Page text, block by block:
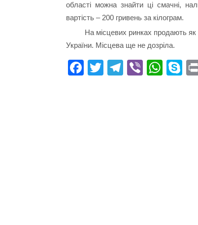
області можна знайти ці смачні,
вартість – 200 гривень за кілограм.
На місцевих ринках продають
України. Місцева ще не дозріла.
Fa T
Te Vi
W
S